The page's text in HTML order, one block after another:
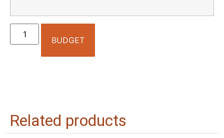
BUDGET
Related products